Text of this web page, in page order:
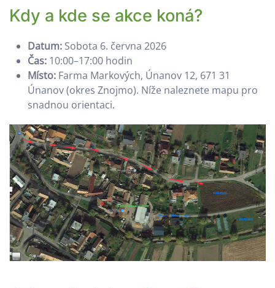
Kdy a kde se akce koná?
Datum: Sobota 6. června 2026
Čas: 10:00–17:00 hodin
Místo: Farma Markových, Únanov 12, 671 31
Únanov (okres Znojmo). Níže naleznete mapu pro
snadnou orientaci.